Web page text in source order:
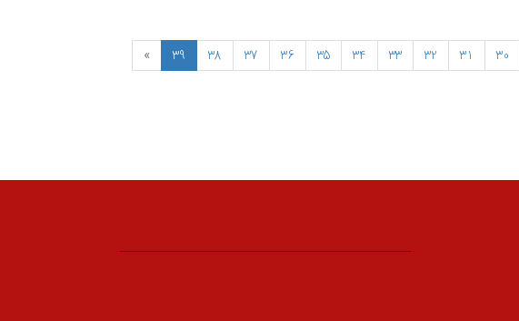
30
31
32
33
34
35
36
37
38
39
»